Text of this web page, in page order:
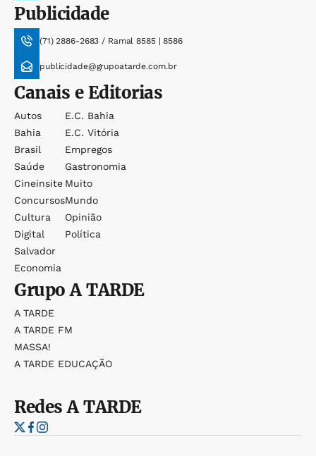
Publicidade
(71) 2886-2683 / Ramal 8585 | 8586
publicidade@grupoatarde.com.br
Canais e Editorias
Autos
Bahia
Brasil
Saúde
Cineinsite
Concursos
Cultura
Digital
Salvador
Economia
E.c. Bahia
E.c. Vitória
Empregos
Gastronomia
Muito
Mundo
Opinião
Política
GrupoA TARDE
A TARDE
A TARDE FM
MASSA!
A TARDE EDUCAÇÃO
RedesA TARDE